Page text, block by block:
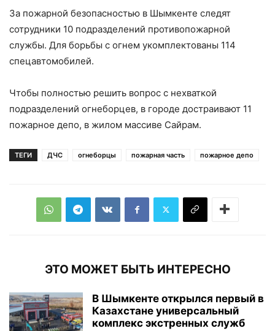
За пожарной безопасностью в Шымкенте следят
сотрудники 10 подразделений противопожарной
службы. Для борьбы с огнем укомплектованы 114
спецавтомобилей.
Чтобы полностью решить вопрос с нехваткой
подразделений огнеборцев, в городе достраивают 11
пожарное депо, в жилом массиве Сайрам.
ТЕГИ ДЧС огнеборцы пожарная часть пожарное депо
ЭТО МОЖЕТ БЫТЬ ИНТЕРЕСНО
В Шымкенте открылся первый в
Казахстане универсальный
комплекс экстренных служб